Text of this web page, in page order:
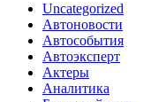
Uncategorized
Автоновости
Автособытия
Автоэксперт
Актеры
Аналитика